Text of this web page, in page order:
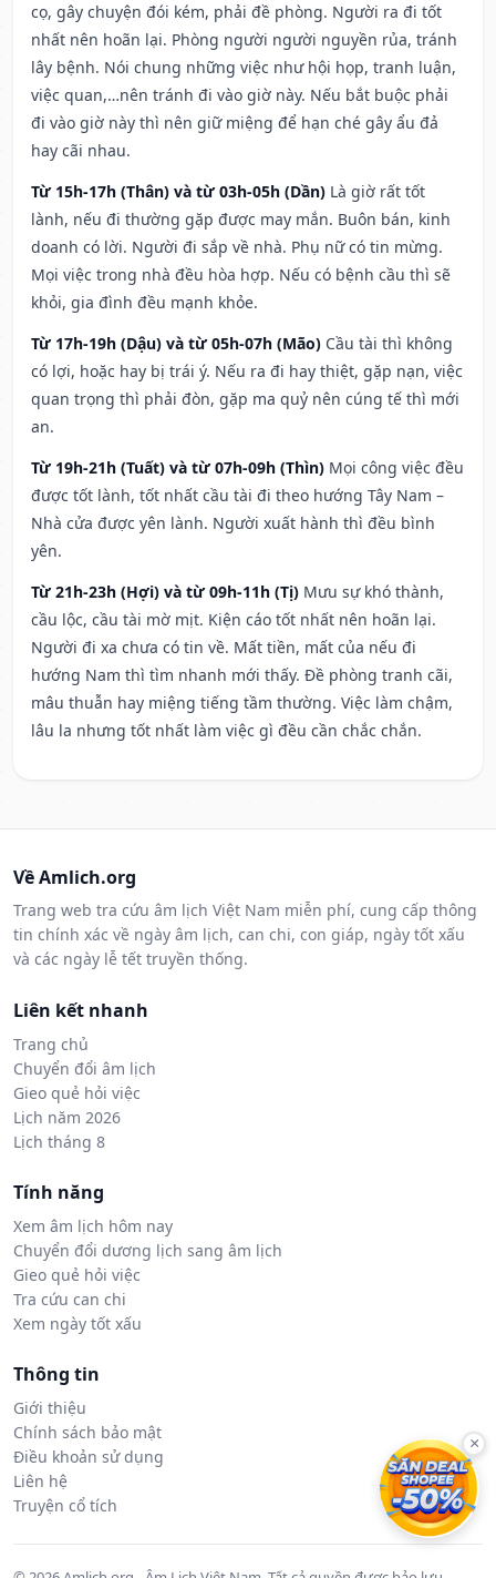
cọ, gây chuyện đói kém, phải đề phòng. Người ra đi tốt
nhất nên hoãn lại. Phòng người người nguyền rủa, tránh
lây bệnh. Nói chung những việc như hội họp, tranh luận,
việc quan,…nên tránh đi vào giờ này. Nếu bắt buộc phải
đi vào giờ này thì nên giữ miệng để hạn ché gây ẩu đả
hay cãi nhau.
Từ 15h-17h (Thân) và từ 03h-05h (Dần) Là giờ rất tốt
lành, nếu đi thường gặp được may mắn. Buôn bán, kinh
doanh có lời. Người đi sắp về nhà. Phụ nữ có tin mừng.
Mọi việc trong nhà đều hòa hợp. Nếu có bệnh cầu thì sẽ
khỏi, gia đình đều mạnh khỏe.
Từ 17h-19h (Dậu) và từ 05h-07h (Mão) Cầu tài thì không
có lợi, hoặc hay bị trái ý. Nếu ra đi hay thiệt, gặp nạn, việc
quan trọng thì phải đòn, gặp ma quỷ nên cúng tế thì mới
an.
Từ 19h-21h (Tuất) và từ 07h-09h (Thìn) Mọi công việc đều
được tốt lành, tốt nhất cầu tài đi theo hướng Tây Nam –
Nhà cửa được yên lành. Người xuất hành thì đều bình
yên.
Từ 21h-23h (Hợi) và từ 09h-11h (Tị) Mưu sự khó thành,
cầu lộc, cầu tài mờ mịt. Kiện cáo tốt nhất nên hoãn lại.
Người đi xa chưa có tin về. Mất tiền, mất của nếu đi
hướng Nam thì tìm nhanh mới thấy. Đề phòng tranh cãi,
mâu thuẫn hay miệng tiếng tầm thường. Việc làm chậm,
lâu la nhưng tốt nhất làm việc gì đều cần chắc chắn.
Về Amlich.org
Trang web tra cứu âm lịch Việt Nam miễn phí, cung cấp thông
tin chính xác về ngày âm lịch, can chi, con giáp, ngày tốt xấu
và các ngày lễ tết truyền thống.
Liên kết nhanh
Trang chủ
Chuyển đổi âm lịch
Gieo quẻ hỏi việc
Lịch năm 2026
Lịch tháng 8
Tính năng
Xem âm lịch hôm nay
Chuyển đổi dương lịch sang âm lịch
Gieo quẻ hỏi việc
Tra cứu can chi
Xem ngày tốt xấu
Thông tin
Giới thiệu
Chính sách bảo mật
Điều khoản sử dụng
Liên hệ
Truyện cổ tích
×